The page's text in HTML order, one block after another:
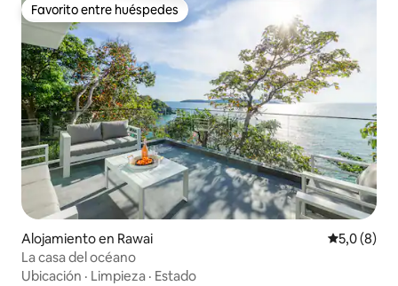
Favorito entre huéspedes
Favorito entre huéspedes
Alojamiento en Rawai
5,0 (8)
La casa del océano
Ubicación · Limpieza · Estado